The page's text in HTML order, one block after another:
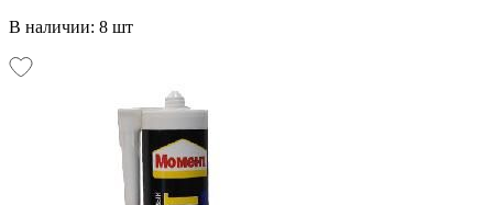
В наличии: 8 шт